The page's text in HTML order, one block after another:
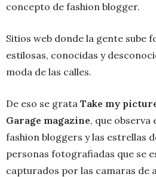
concepto de fashion blogger.
Sitios web donde la gente sube
estilosas, conocidas y
moda de las calles.
De eso se grata Take my
Garage magazine, que observa
fashion bloggers y las estrellas
personas fotografiadas que se
capturados por las camaras de